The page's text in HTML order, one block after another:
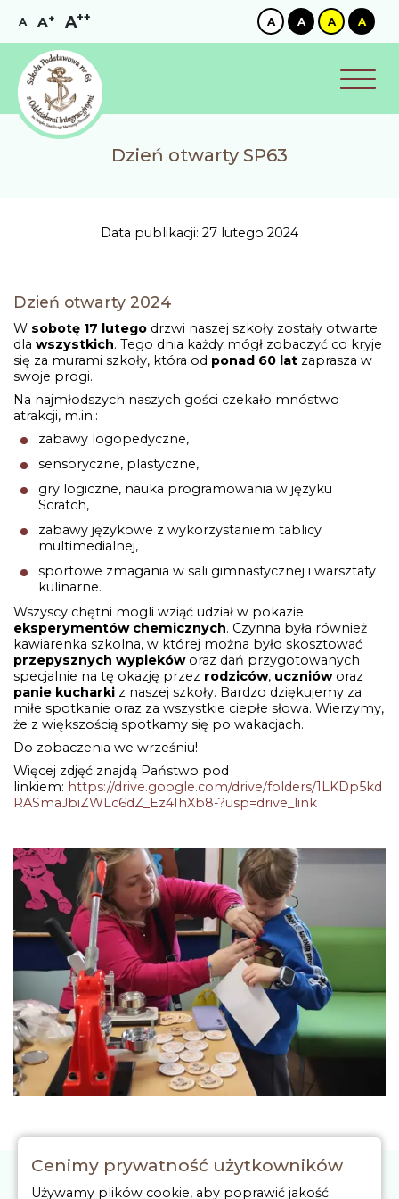
A A+ A++ A A A A
Dzień otwarty SP63
Data publikacji: 27 lutego 2024
Dzień otwarty 2024
W sobotę 17 lutego drzwi naszej szkoły zostały otwarte
dla wszystkich. Tego dnia każdy mógł zobaczyć co kryje
się za murami szkoły, która od ponad 60 lat zaprasza w
swoje progi.
Na najmłodszych naszych gości czekało mnóstwo
atrakcji, m.in.:
zabawy logopedyczne,
sensoryczne, plastyczne,
gry logiczne, nauka programowania w języku
Scratch,
zabawy językowe z wykorzystaniem tablicy
multimedialnej,
sportowe zmagania w sali gimnastycznej i warsztaty
kulinarne.
Wszyscy chętni mogli wziąć udział w pokazie
eksperymentów chemicznych. Czynna była również
kawiarenka szkolna, w której można było skosztować
przepysznych wypiekóworaz dań przygotowanych
specjalnie na tę okazję przez rodziców, ucznióworaz
panie kucharki z naszej szkoły. Bardzo dziękujemy za
miłe spotkanie oraz za wszystkie ciepłe słowa. Wierzymy,
że z większością spotkamy się po wakacjach.
Do zobaczenia we wrześniu!
Więcej zdjęć znajdą Państwo pod
linkiem: https://drive.google.com/drive/folders/1LKDp5kd
RASmaJbiZWLc6dZ_Ez4IhXb8-?usp=drive_link
RODO
Cenimy prywatność użytkowników
Używamy plików cookie, aby poprawić jakość